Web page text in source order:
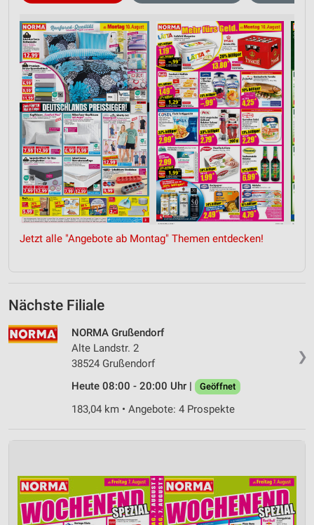
Jetzt alle "Angebote ab Montag" Themen entdecken!
Nächste Filiale
❯
NORMA Grußendorf
Alte Landstr. 2
38524 Grußendorf
Heute 08:00 - 20:00 Uhr |
Geöffnet
183,04 km • Angebote: 4 Prospekte